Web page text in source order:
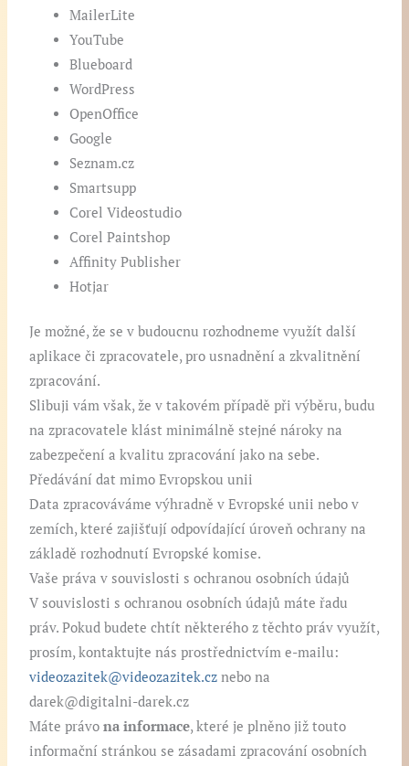
MailerLite
YouTube
Blueboard
WordPress
OpenOffice
Google
Seznam.cz
Smartsupp
Corel Videostudio
Corel Paintshop
Affinity Publisher
Hotjar
Je možné, že se v budoucnu rozhodneme využít další
aplikace či zpracovatele, pro usnadnění a zkvalitnění
zpracování.
Slibuji vám však, že v takovém případě při výběru, budu
na zpracovatele klást minimálně stejné nároky na
zabezpečení a kvalitu zpracování jako na sebe.
Předávání dat mimo Evropskou unii
Data zpracováváme výhradně v Evropské unii nebo v
zemích, které zajišťují odpovídající úroveň ochrany na
základě rozhodnutí Evropské komise.
Vaše práva v souvislosti s ochranou osobních údajů
V souvislosti s ochranou osobních údajů máte řadu
práv. Pokud budete chtít některého z těchto práv využít,
prosím, kontaktujte nás prostřednictvím e-mailu:
videozazitek@videozazitek.cz nebo na
darek@digitalni-darek.cz
Máte právona informace, které je plněno již touto
informační stránkou se zásadami zpracování osobních